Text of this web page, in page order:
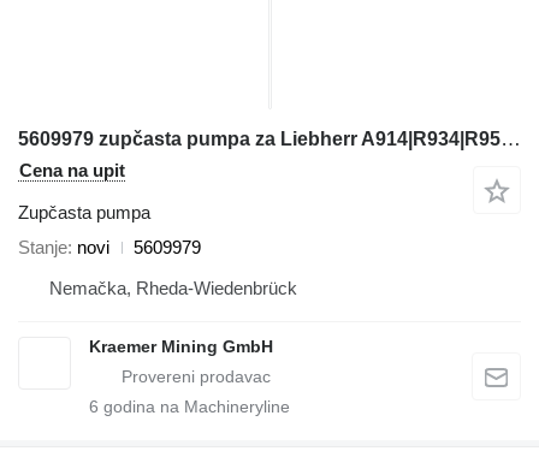
5609979 zupčasta pumpa za Liebherr A914|R934|R954 bagera
Cena na upit
Zupčasta pumpa
Stanje novi
5609979
Nemačka, Rheda-Wiedenbrück
Kraemer Mining GmbH
6 godina na Machineryline